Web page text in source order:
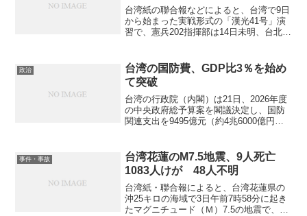
台湾紙の聯合報などによると、台湾で9日
から始まった実戦形式の「漢光41号」演
習で、憲兵202指揮部は14日未明、台北市
の路線を利用して市街地内を機動展開
し、目標地域に急...
政治
台湾の国防費、GDP比3％を始め
て突破
台湾の行政院（内閣）は21日、2026年度
の中央政府総予算案を閣議決定し、国防
関連支出を9495億元（約4兆6000億円）
3.3％で、前年から1768億元増加した。...
事件・事故
台湾花蓮のM7.5地震、9人死亡
1083人けが 48人不明
台湾紙・聯合報によると、台湾花蓮県の
沖25キロの海域で3日午前7時58分に起き
たマグニチュード（Ｍ）7.5の地震で、中